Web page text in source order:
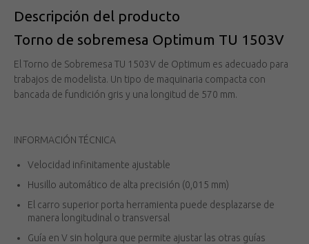
Descripción del producto
Torno de sobremesa Optimum TU 1503V
El Torno de Sobremesa TU 1503V de Optimum es adecuado para
trabajos de modelista. Un tipo de maquinaria compacta con
bancada de fundición gris y una longitud de 570 mm.
INFORMACIÓN TÉCNICA
Velocidad infinitamente ajustable
Husillo automático de alta precisión (0,015 mm)
El carro superior porta herramienta puede desplazarse de
manera longitudinal o transversal
Guía en V sin holgura que permite ajustar las otras guías